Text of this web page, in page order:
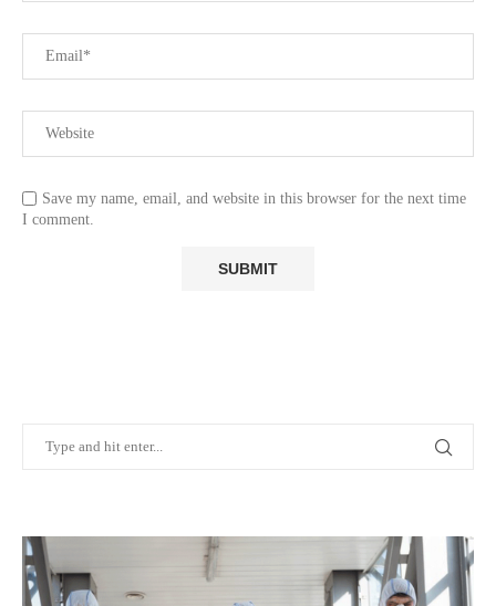
Save my name, email, and website in this browser for the next time
I comment.